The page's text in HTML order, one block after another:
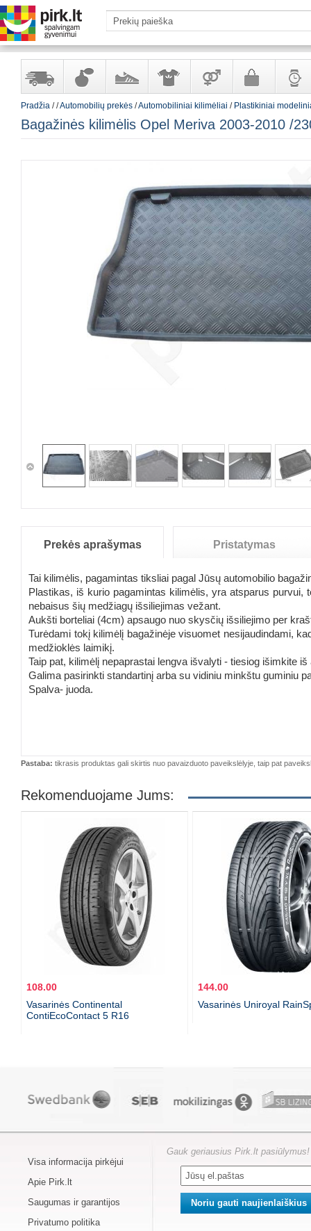
sandėlyje
ir
kosmetika
ir
aksesuarai
suaugusiems
ir
Pradžia //Automobilių prekės /Automobiliniai kilimėliai / Plastikiniai
Bagažinės kilimėlis Opel Meriva 2003-2010 /
Prekės aprašymas Pristatymas
Tai kilimėlis, pagamintas tiksliai pagal Jūsų automobilio
Plastikas, iš kurio pagamintas kilimėlis, yra atsparus
nebaisus šių medžiagų išsiliejimas vežant.
Aukšti borteliai (4cm) apsaugo nuo skysčių išsiliejimo per
Turėdami tokį kilimėlį bagažinėje visuomet nesijaudindami,
medžioklės laimikį.
Taip pat, kilimėlį nepaprastai lengva išvalyti - tiesiog išimkite
Galima pasirinkti standartinį arba su vidiniu minkštu guminiu
Spalva- juoda.
Pastaba: tikrasis produktas gali skirtis nuo pavaizduoto paveikslėlyje, taip pat
Rekomenduojame Jums:
108.00
Vasarinės Continental
ContiEcoContact 5 R16
144.00
Vasarinės Uniroyal
Visa informacija pirkėjui
Apie Pirk.lt
Saugumas ir garantijos
Privatumo politika
Gauk geriausius Pirk.lt pasiūlymus!